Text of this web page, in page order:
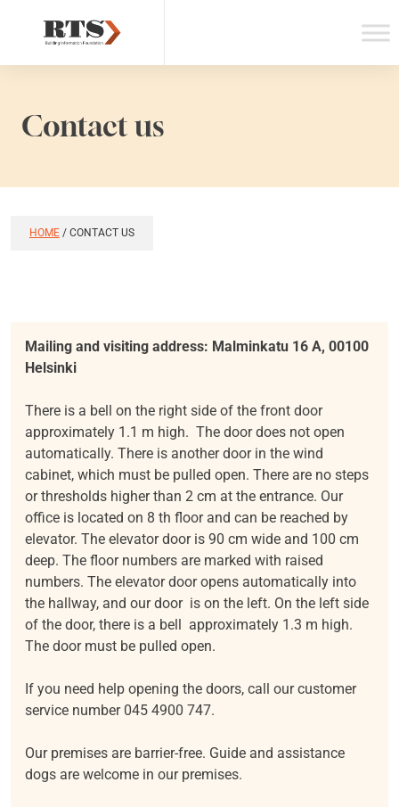
Contact us
HOME/ CONTACT US
Mailing and visiting address: Malminkatu 16 A, 00100
Helsinki
There is a bell on the right side of the front door
approximately 1.1 m high. The door does not open
automatically. There is another door in the wind
cabinet, which must be pulled open. There are no steps
or thresholds higher than 2 cm at the entrance. Our
office is located on 8 th floor and can be reached by
elevator. The elevator door is 90 cm wide and 100 cm
deep. The floor numbers are marked with raised
numbers. The elevator door opens automatically into
the hallway, and our door is on the left. On the left side
of the door, there is a bell approximately 1.3 m high.
The door must be pulled open.
If you need help opening the doors, call our customer
service number 045 4900 747.
Our premises are barrier-free. Guide and assistance
dogs are welcome in our premises.